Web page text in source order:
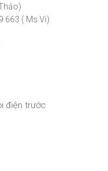
( Ms Vi)
điện trước